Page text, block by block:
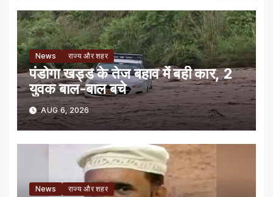
News राज्य और शहर
पंडोगा खड्ड के तेज बहाव में बही कार, 2
युवक बाल-बाल बचे
AUG 6, 2026
News राज्य और शहर